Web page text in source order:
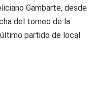
Gambarte, desde
del torneo de la
partido de local